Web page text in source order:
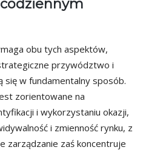
obu tych aspektów,
przywództwo i
się w fundamentalny sposób.
zorientowane na
i wykorzystaniu okazji,
i zmienność rynku, z
zarządzanie zaś koncentruje